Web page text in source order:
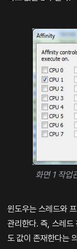
화면 1 작업
윈도우는 스레드와
관리한다. 즉, 스레드
도 값이 존재한다는